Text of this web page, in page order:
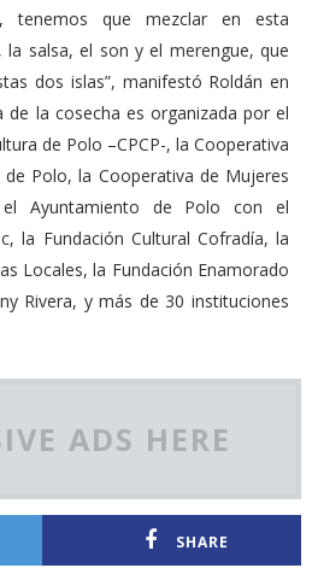
que mezclar en esta
salsa, el son y el merengue, que
dos islas”, manifestó Roldán en
de la cosecha es organizada por el
de Polo –CPCP-, la Cooperativa
Polo, la Cooperativa de Mujeres
Ayuntamiento de Polo con el
la Fundación Cultural Cofradía, la
Locales, la Fundación Enamorado
Rivera, y más de 30 instituciones
ADS HERE
SHARE